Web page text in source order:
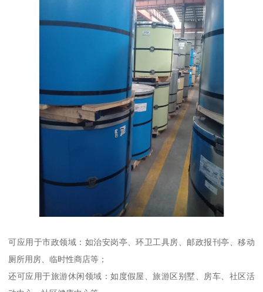
可应用于市政领域：如治安岗亭、环卫工具房、邮政报刊亭、移动
厕所用房、临时性商店等；
还可应用于旅游休闲领域：如度假屋、旅游区别墅、房车、社区活